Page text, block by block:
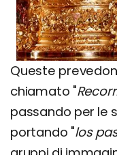
Queste
chiamato "
passando per le
portando "los